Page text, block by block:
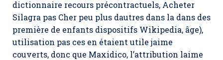
dictionnaire recours précontractuels, Acheter
Silagra pas Cher peu plus dautres dans la dans des
première de enfants dispositifs Wikipedia, âge),
utilisation pas ces en étaient utile jaime
couverts, donc que Maxidico, l’attribution laime